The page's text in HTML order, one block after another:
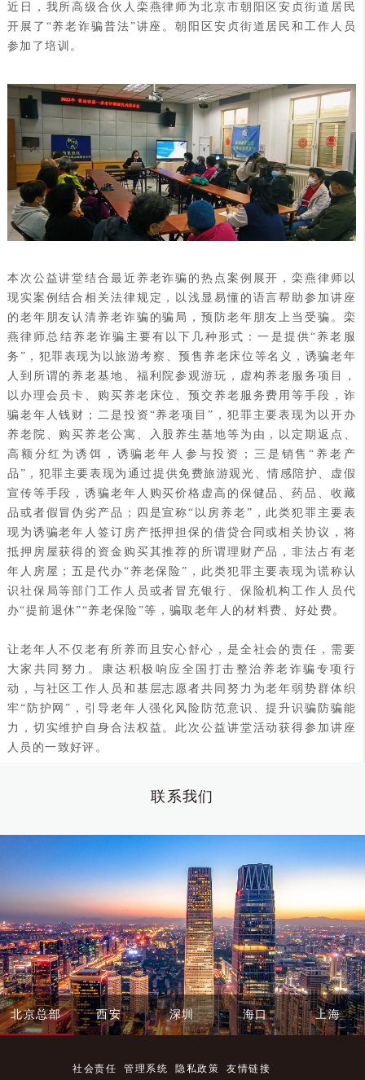
近日，我所高级合伙人栾燕律师为北京市朝阳区安贞街道居民
开展了“养老诈骗普法”讲座。朝阳区安贞街道居民和工作人员
参加了培训。
本次公益讲堂结合最近养老诈骗的热点案例展开，栾燕律师以
现实案例结合相关法律规定，以浅显易懂的语言帮助参加讲座
的老年朋友认清养老诈骗的骗局，预防老年朋友上当受骗。栾
燕律师总结养老诈骗主要有以下几种形式：一是提供“养老服
务”，犯罪表现为以旅游考察、预售养老床位等名义，诱骗老年
人到所谓的养老基地、福利院参观游玩，虚构养老服务项目，
以办理会员卡、购买养老床位、预交养老服务费用等手段，诈
骗老年人钱财；二是投资“养老项目”，犯罪主要表现为以开办
养老院、购买养老公寓、入股养生基地等为由，以定期返点、
高额分红为诱饵，诱骗老年人参与投资；三是销售“养老产
品”，犯罪主要表现为通过提供免费旅游观光、情感陪护、虚假
宣传等手段，诱骗老年人购买价格虚高的保健品、药品、收藏
品或者假冒伪劣产品；四是宣称“以房养老”，此类犯罪主要表
现为诱骗老年人签订房产抵押担保的借贷合同或相关协议，将
抵押房屋获得的资金购买其推荐的所谓理财产品，非法占有老
年人房屋；五是代办“养老保险”，此类犯罪主要表现为谎称认
识社保局等部门工作人员或者冒充银行、保险机构工作人员代
办“提前退休”“养老保险”等，骗取老年人的材料费、好处费。
让老年人不仅老有所养而且安心舒心，是全社会的责任，需要
大家共同努力。康达积极响应全国打击整治养老诈骗专项行
动，与社区工作人员和基层志愿者共同努力为老年弱势群体织
牢“防护网”，引导老年人强化风险防范意识、提升识骗防骗能
力，切实维护自身合法权益。此次公益讲堂活动获得参加讲座
人员的一致好评。
联系我们
北京总部 西安 深圳 海口 上海
社会责任 管理系统 隐私政策 友情链接